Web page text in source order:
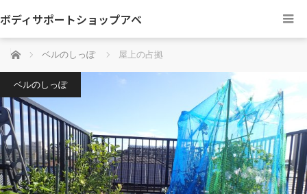
ボディサポートショップアベ
ホーム ベルのしっぽ 屋上の占拠
ベルのしっぽ